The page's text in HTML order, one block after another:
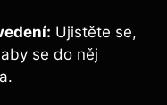
Ujistěte se,
se do něj